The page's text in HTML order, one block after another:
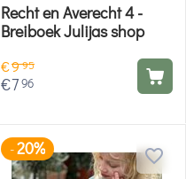
Recht en Averecht 4 -
Breiboek Julijas shop
€995
€796
-20%